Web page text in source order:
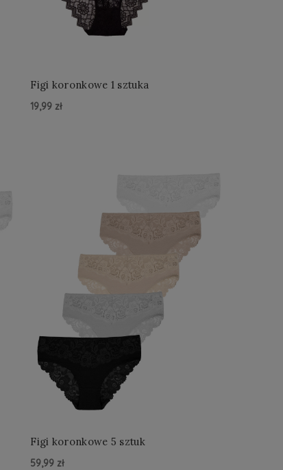
Figi koronkowe 1 sztuka
19,99 zł
Figi koronkowe 5 sztuk
59,99 zł